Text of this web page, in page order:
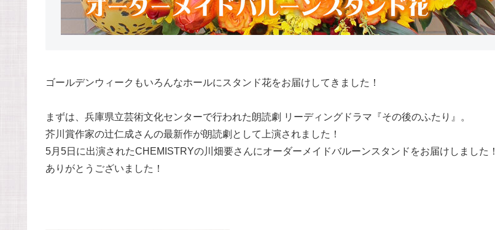
ゴールデンウィークもいろんなホールにスタンド花をお届けしてきました！
まずは、兵庫県立芸術文化センターで行われた朗読劇 リーディングドラマ『その後のふたり』。
芥川賞作家の辻仁成さんの最新作が朗読劇として上演されました！
5月5日に出演されたCHEMISTRYの川畑要さんにオーダーメイドバルーンスタンドをお届けしました！
ありがとうございました！